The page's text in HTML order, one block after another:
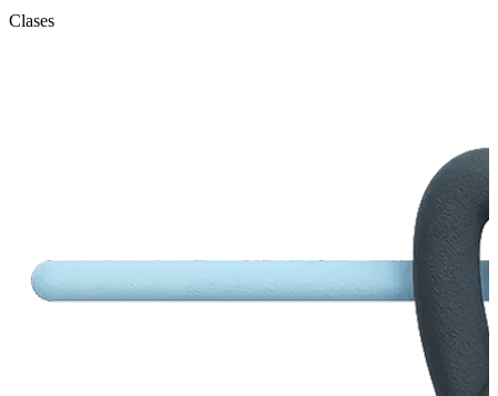
Clases